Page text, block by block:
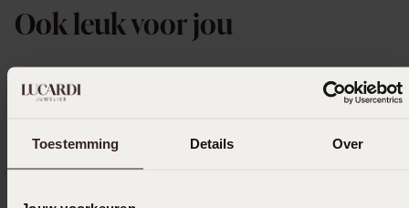
Toestemming Details Over
Ook leuk voor jou